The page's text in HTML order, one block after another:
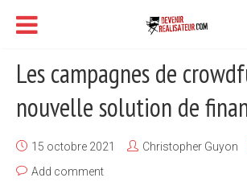
Les campagnes de
nouvelle solution de
15 octobre 2021 Christopher Guyon
Add comment